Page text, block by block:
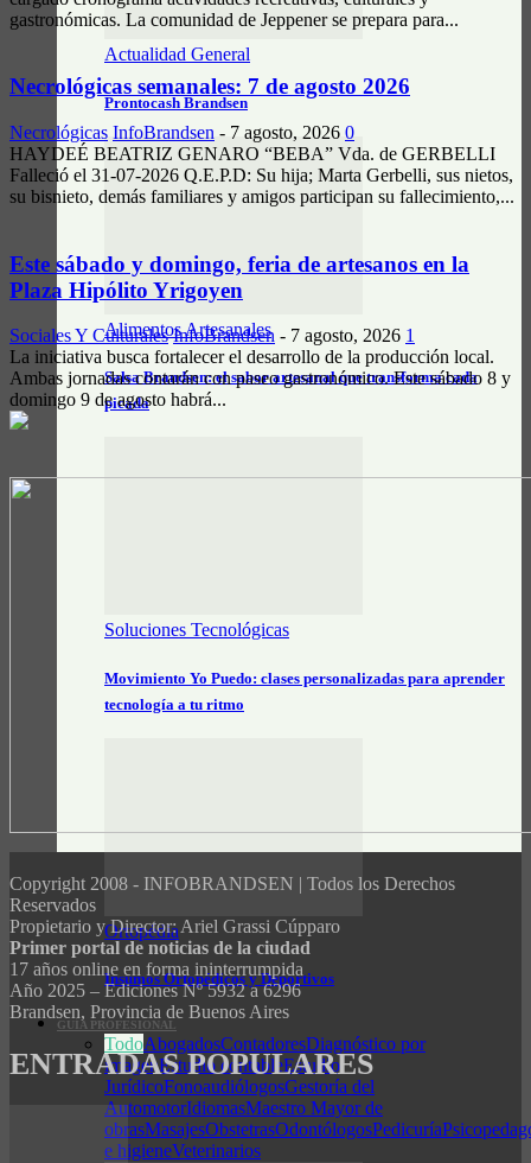
Actualidad General
Prontocash Brandsen
Alimentos Artesanales
Salsa Brandsen: el sabor artesanal que transforma cada
picada
Soluciones Tecnológicas
Movimiento Yo Puedo: clases personalizadas para aprender
tecnología a tu ritmo
Ortopédia
Insumos Ortopédicos y Deportivos
GUÍA PROFESIONAL
TodoAbogadosContadoresDiagnóstico por
imagenEstudio contableEstudio
JurídicoFonoaudiólogosGestoría del
AutomotorIdiomasMaestro Mayor de
obrasMasajesObstetrasOdontólogosPedicuría
e higieneVeterinarios
gastronómicas. La comunidad de Jeppener se prepara para...
Necrológicas semanales: 7 de agosto 2026
Necrológicas InfoBrandsen - 7 agosto, 2026 0
HAYDEÉ BEATRIZ GENARO “BEBA” Vda. de GERBELLI
Falleció el 31-07-2026 Q.E.P.D: Su hija; Marta Gerbelli, sus nietos,
su bisnieto, demás familiares y amigos participan su fallecimiento,...
Este sábado y domingo, feria de artesanos en la
Plaza Hipólito Yrigoyen
Sociales Y Culturales InfoBrandsen - 7 agosto, 2026 1
La iniciativa busca fortalecer el desarrollo de la producción local.
Ambas jornadas contarán con paseo gastronómico. Este sábado 8 y
domingo 9 de agosto habrá...
Copyright 2008 - INFOBRANDSEN | Todos los Derechos
Reservados
Propietario y Director: Ariel Grassi Cúpparo
Primer portal de noticias de la ciudad
17 años online en forma ininterrumpida
Año 2025 – Ediciones Nº 5932 a 6296
Brandsen, Provincia de Buenos Aires
ENTRADAS POPULARES